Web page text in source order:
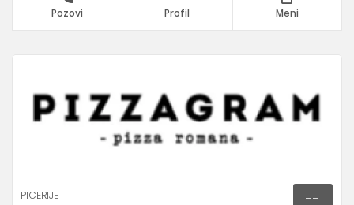
Pozovi Profil Meni
--
PICERIJE